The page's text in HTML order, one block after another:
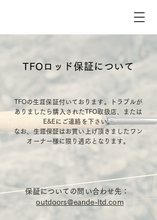
TFOロッド保証について
TFOの生涯保証付いております。トラブルが
ありましたら購入されたTFO取扱店、または
E&Eにご連絡を下さい。
なお、生涯保証はお買い上げ頂きましたワン
オーナー様に限り適応となります。
保証についての問い合わせ先：
outdoors@eande-ltd.com